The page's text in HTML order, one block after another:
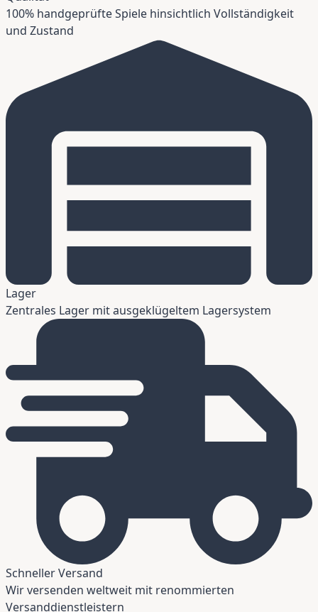
100% handgeprüfte Spiele hinsichtlich Vollständigkeit
und Zustand
Lager
Zentrales Lager mit ausgeklügeltem Lagersystem
Schneller Versand
Wir versenden weltweit mit renommierten
Versanddienstleistern